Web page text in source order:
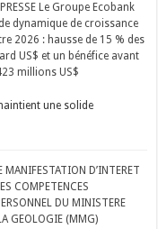
Le Groupe Ecobank
dynamique de croissance
2026 : hausse de 15 % des
US$ et un bénéfice avant
millions US$
une solide
D’INTERET
COMPETENCES
DU MINISTERE
GEOLOGIE (MMG)